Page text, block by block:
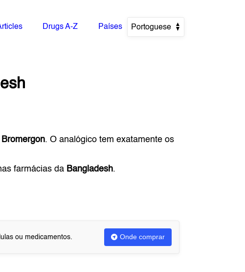
Drugs A-Z Países Portoguese
Bromergon. O analógico tem exatamente os
farmácias da Bangladesh.
ou medicamentos. Onde comprar